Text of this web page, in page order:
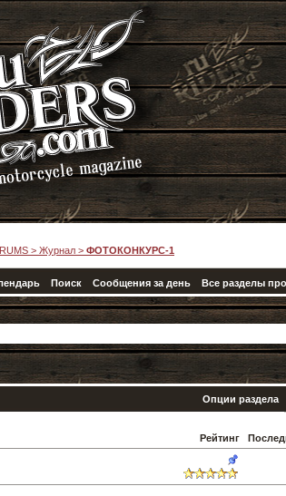
> Журнал > ФОТОКОНКУРС-1
Поиск Сообщения за день Все разделы
Опции раздела
Рейтинг